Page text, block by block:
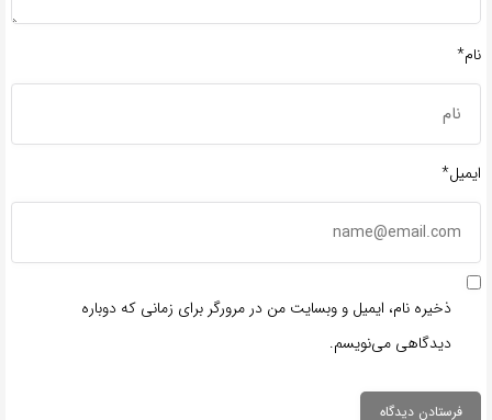
نام*
ایمیل*
ذخیره نام، ایمیل و وبسایت من در مرورگر برای زمانی که دوباره
دیدگاهی می‌نویسم.